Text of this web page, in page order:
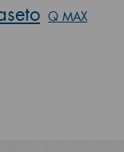
Q MAX